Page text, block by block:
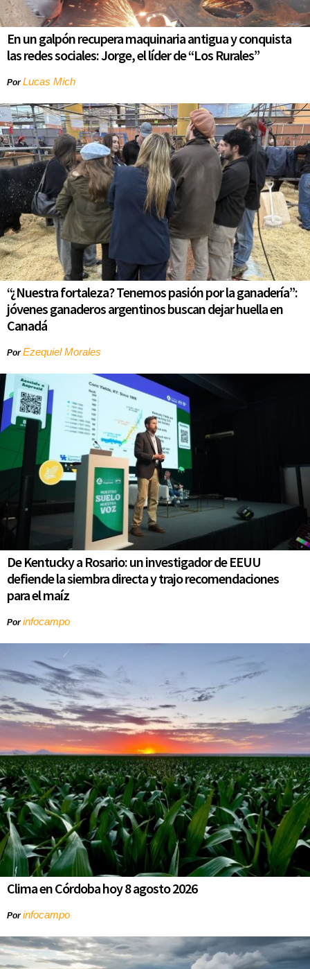
En un galpón recupera maquinaria antigua y conquista
las redes sociales: Jorge, el líder de “Los Rurales”
PorLucas Mich
“¿Nuestra fortaleza? Tenemos pasión por la ganadería”:
jóvenes ganaderos argentinos buscan dejar huella en
Canadá
PorEzequiel Morales
De Kentucky a Rosario: un investigador de EEUU
defiende la siembra directa y trajo recomendaciones
para el maíz
Porinfocampo
Clima en Córdoba hoy 8 agosto 2026
Porinfocampo